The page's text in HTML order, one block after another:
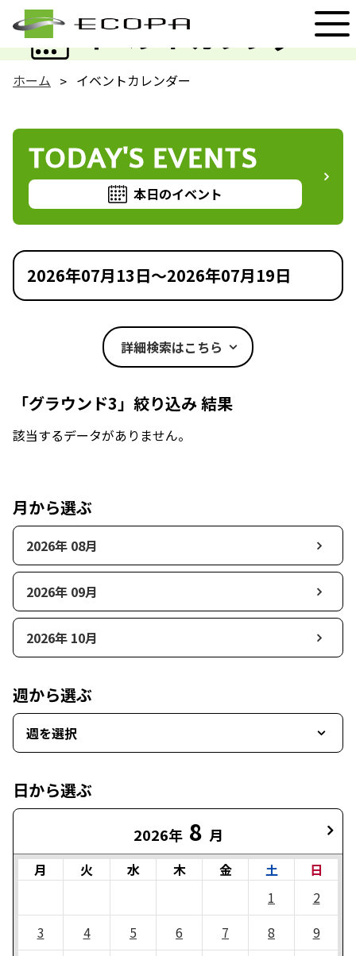
イベントカレンダー
EVENT
ホーム イベントカレンダー
TODAY'S EVENTS
本日のイベント
2026年07月13日～2026年07月19日
詳細検索はこちら
「グラウンド3」絞り込み 結果
該当するデータがありません。
月から選ぶ
2026年 08月
2026年 09月
2026年 10月
週から選ぶ
週を選択
日から選ぶ
2026年 8 月
月 火 水 木 金 土
日
1
2
3
4 5 6 7 8
9